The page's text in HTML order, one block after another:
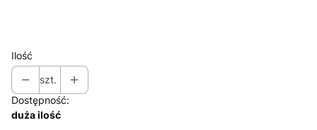
Ilość
szt.
Dostępność:
duża ilość